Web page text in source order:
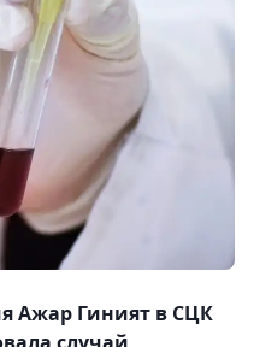
Ажар Гиният в СЦК